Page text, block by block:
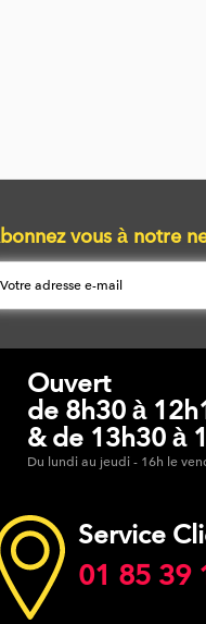
vous à notre
Ouvert
de 8h30 à
& de 13h30 à
Du lundi au jeudi - 16h le
Service
01 85 39